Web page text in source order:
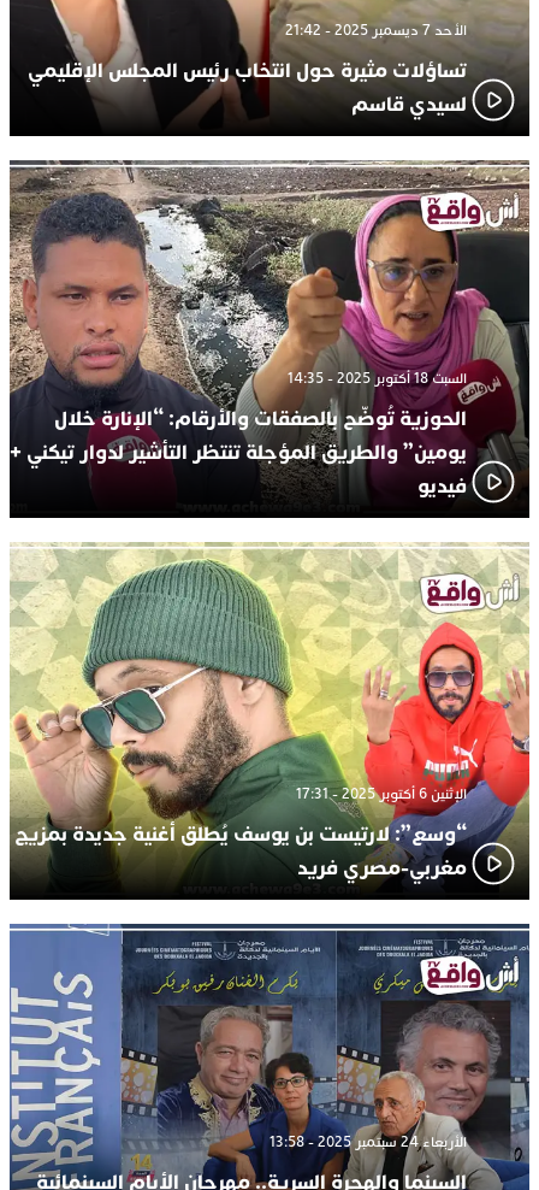
الأحد 7 ديسمبر 2025 - 21:42
تساؤلات مثيرة حول انتخاب رئيس المجلس الإقليمي
لسيدي قاسم
السبت 18 أكتوبر 2025 - 14:35
الحوزية تُوضّح بالصفقات والأرقام: “الإنارة خلال
يومين” والطريق المؤجلة تنتظر التأشير لدوار تيكني +
فيديو
الإثنين 6 أكتوبر 2025 - 17:31
“وسع”: لارتيست بن يوسف يُطلق أغنية جديدة بمزيج
مغربي-مصري فريد
الأربعاء 24 سبتمبر 2025 - 13:58
السينما والهجرة السرية.. مهرجان الأيام السينمائية